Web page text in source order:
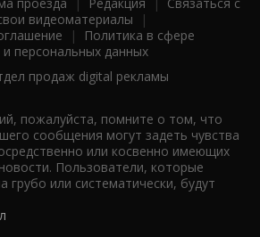
проезда | Редакция | Связаться с
видеоматериалы |
|
Политика в сфере
персональных данных
продаж digital рекламы
пожалуйста, помните о том, что
сообщения могут задеть чувства
или косвенно имеющих
Пользователи, которые
грубо или систематически, будут